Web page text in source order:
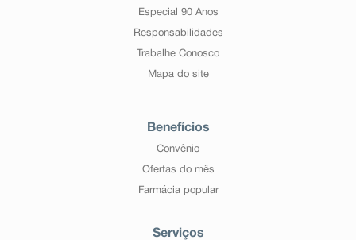
Especial 90 Anos
Responsabilidades
Trabalhe Conosco
Mapa do site
Benefícios
Convênio
Ofertas do mês
Farmácia popular
Serviços